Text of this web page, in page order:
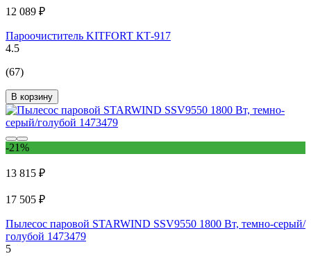
12 089 ₽
Пароочиститель KITFORT КТ-917
4.5
(67)
В корзину
-21%
13 815 ₽
17 505 ₽
Пылесос паровой STARWIND SSV9550 1800 Вт, темно-серый/
голубой 1473479
5